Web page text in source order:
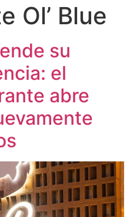
Ol’ Blue
su
el
abre